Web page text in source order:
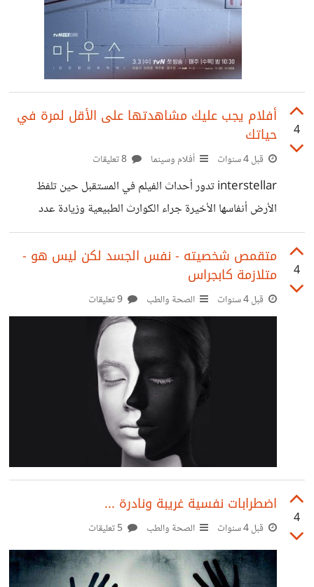
4
أفلام يجب عليك مشاهدتها على الأقل لمرة في
حياتك
قبل 4 سنوات أفلام وسينما
interstellar تدور أحداث الفيلم في المستقبل حين تلفظ
الأرض أنفاسها الأخيرة جراء الكوارث الطبيعية وزيادة عدد
السكان؛ مما يجعل البشرية مهددة بالأمراض والموت جوعًا، لكن
هنالك طريقة واحدة فقط لضمان بقاء البشرية وهو السفر بين
النجوم، عبر ثقب دودي اكتشف حديثًا في النظام الشمسي،
ويسمح لفريق من رواد الفضاء للذهاب لاستكشافه حيث لم
يذهب أي بشري من قبل، للبحث عن كوكب قد تتوفر فيه البيئة
المناسبة للحفاظ على الحياة البشرية
https://suar.me/OrZJ8 Joker لعب خواكين فينيكس دور
4
متقمص شخصيته - نفس الجسد لكن ليس هو -
متلازمة كابجراس
قبل 4 سنوات الصحة والطب
4
اضطرابات نفسية غريبة ونادرة ...
قبل 4 سنوات الصحة والطب